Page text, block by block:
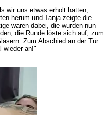
wir uns etwas erholt hatten,
herum und Tanja zeigte die
waren dabei, die wurden nun
die Runde löste sich auf, zum
Zum Abschied an der Tür
wieder an!"